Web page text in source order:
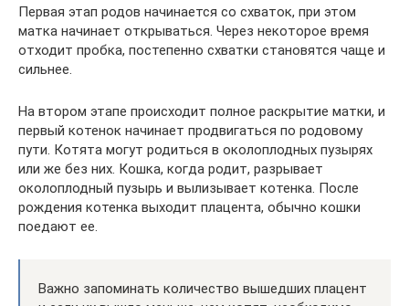
Первая этап родов начинается со схваток, при этом
матка начинает открываться. Через некоторое время
отходит пробка, постепенно схватки становятся чаще и
сильнее.
На втором этапе происходит полное раскрытие матки, и
первый котенок начинает продвигаться по родовому
пути. Котята могут родиться в околоплодных пузырях
или же без них. Кошка, когда родит, разрывает
околоплодный пузырь и вылизывает котенка. После
рождения котенка выходит плацента, обычно кошки
поедают ее.
Важно запоминать количество вышедших плацент